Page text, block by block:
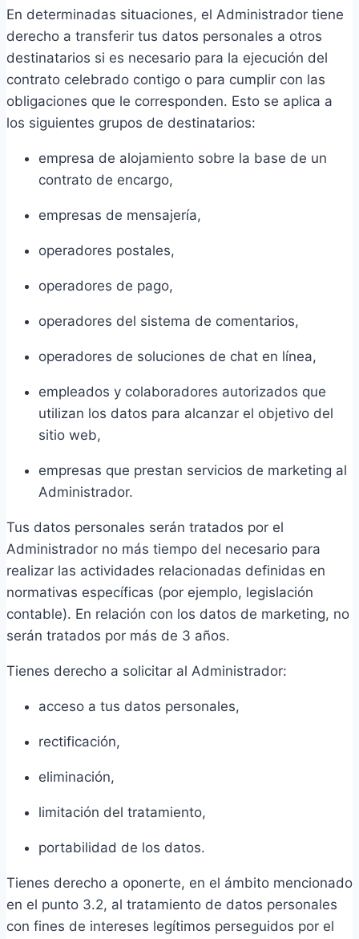
En determinadas situaciones, el Administrador tiene
derecho a transferir tus datos personales a otros
destinatarios si es necesario para la ejecución del
contrato celebrado contigo o para cumplir con las
obligaciones que le corresponden. Esto se aplica a
los siguientes grupos de destinatarios:
empresa de alojamiento sobre la base de un
contrato de encargo,
empresas de mensajería,
operadores postales,
operadores de pago,
operadores del sistema de comentarios,
operadores de soluciones de chat en línea,
empleados y colaboradores autorizados que
utilizan los datos para alcanzar el objetivo del
sitio web,
empresas que prestan servicios de marketing al
Administrador.
Tus datos personales serán tratados por el
Administrador no más tiempo del necesario para
realizar las actividades relacionadas definidas en
normativas específicas (por ejemplo, legislación
contable). En relación con los datos de marketing, no
serán tratados por más de 3 años.
Tienes derecho a solicitar al Administrador:
acceso a tus datos personales,
rectificación,
eliminación,
limitación del tratamiento,
portabilidad de los datos.
Tienes derecho a oponerte, en el ámbito mencionado
en el punto 3.2, al tratamiento de datos personales
con fines de intereses legítimos perseguidos por el